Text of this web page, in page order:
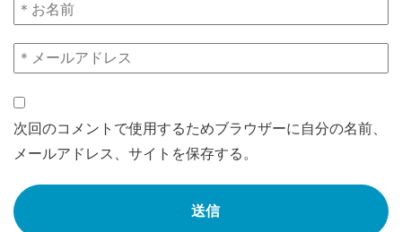
次回のコメントで使用するためブラウザーに自分の名前、
メールアドレス、サイトを保存する。